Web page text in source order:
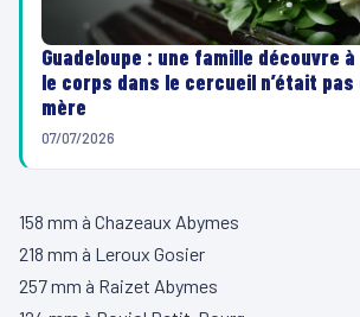
Guadeloupe : une famille découvre
le corps dans le cercueil n’était
mère
07/07/2026
158 mm à Chazeaux Abymes
218 mm à Leroux Gosier
257 mm à Raizet Abymes